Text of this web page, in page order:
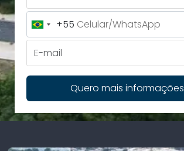
Brazil
+55
+55
Quero mais informações